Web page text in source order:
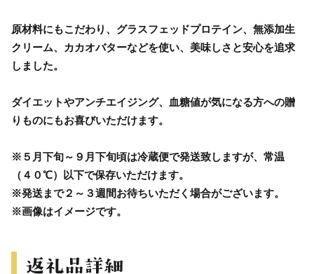
原材料にもこだわり、グラスフェッドプロテイン、無添加生
クリーム、カカオバターなどを使い、美味しさと安心を追求
しました。
ダイエットやアンチエイジング、血糖値が気になる方への贈
りものにもお喜びいただけます。
※５月下旬～９月下旬頃は冷蔵便で発送致しますが、常温
（４０℃）以下で保存いただけます。
※発送まで２～３週間お待ちいただく場合がございます。
※画像はイメージです。